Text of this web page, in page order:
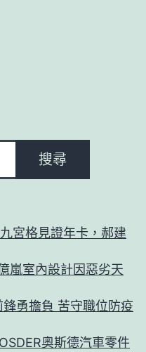
搜尋
宮格見證年卡，郝建
嵐室內設計因惡劣天
勇擔負 苦守職位防疫
奧斯德汽車零件